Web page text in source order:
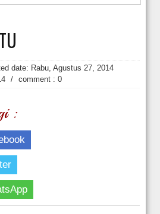
Menag Gus Yaqut terkait Kasus Kuota
Gugatan Praperadilan Roy Suryo
date: Rabu, Agustus 27, 2014
/ comment : 0
: